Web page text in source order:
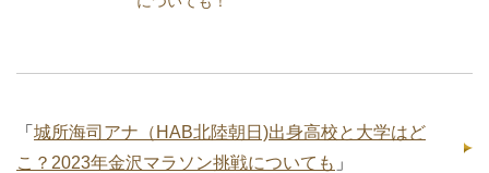
「 城所海司アナ（HAB北陸朝日)出身高校と大学はど
こ？2023年金沢マラソン挑戦についても 」